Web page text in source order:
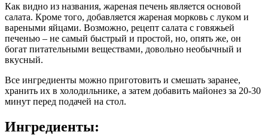
Как видно из названия, жареная печень является основой
салата. Кроме того, добавляется жареная морковь с луком и
вареными яйцами. Возможно, рецепт салата с говяжьей
печенью – не самый быстрый и простой, но, опять же, он
богат питательными веществами, довольно необычный и
вкусный.
Все ингредиенты можно приготовить и смешать заранее,
хранить их в холодильнике, а затем добавить майонез за 20-30
минут перед подачей на стол.
Ингредиенты: